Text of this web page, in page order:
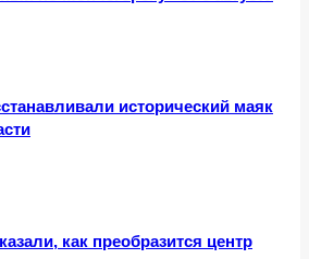
исторический маяк
как преобразится центр